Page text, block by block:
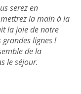
serez en
la main à la
la joie de notre
lignes !
de la
le séjour.